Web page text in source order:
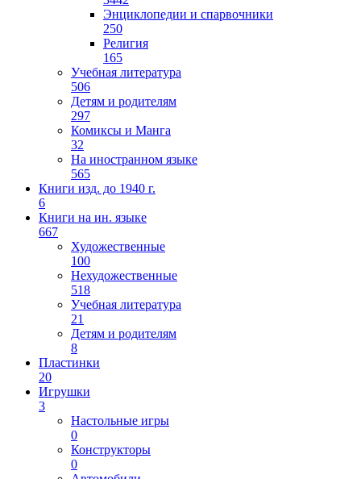
Энциклопедии и спарвочники
250
Религия
165
Учебная литература
506
Детям и родителям
297
Комиксы и Манга
32
На иностранном языке
565
Книги изд. до 1940 г.
6
Книги на ин. языке
667
Художественные
100
Нехудожественные
518
Учебная литература
21
Детям и родителям
8
Пластинки
20
Игрушки
3
Настольные игры
0
Конструкторы
0